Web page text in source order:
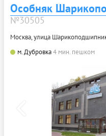
Особняк
№30505
Москва, улица
м. Дубровка4 мин. пешком